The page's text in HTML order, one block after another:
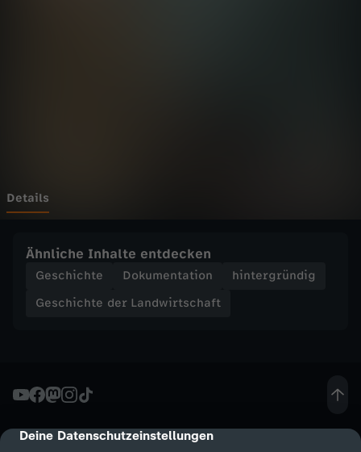
cmp-dialog-description
Deine Datenschutzeinstellungen
r
a
w
i
Details
Ähnliche Inhalte entdecken
Geschichte Dokumentation
hintergründig
Geschichte der Landwirtschaft